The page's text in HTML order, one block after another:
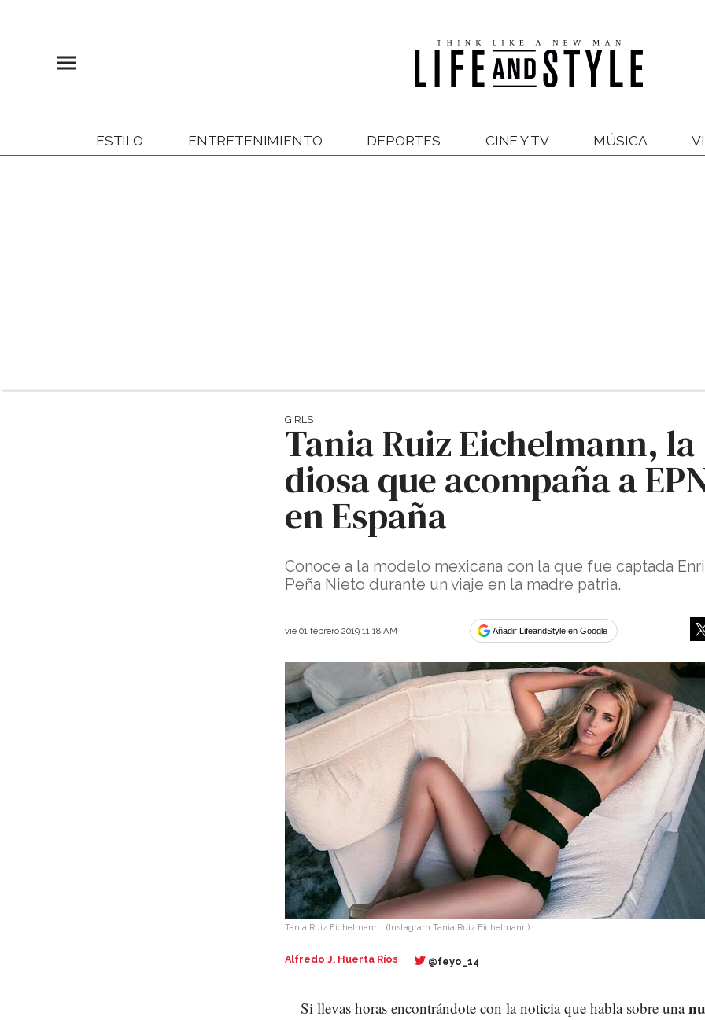
ESTILO ENTRETENIMIENTO DEPORTES CINE Y TV MÚSICA
GIRLS
Tania Ruiz Eichelmann, la
diosa que acompaña a
en España
Conoce a la modelo mexicana con la que fue captada
Peña Nieto durante un viaje en la madre patria.
vie 01 febrero 2019 11:18 AM Añadir LifeandStyle en Google
Tania Ruiz Eichelmann (Instagram Tania Ruiz Eichelmann)
Alfredo J. Huerta Ríos @feyo_14
Si llevas horas encontrándote con la noticia que habla sobre una